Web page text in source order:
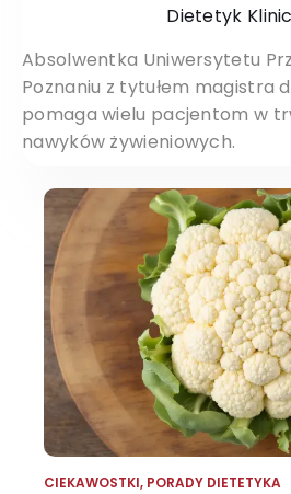
Dietetyk
Absolwentka Uniwersytetu
Poznaniu z tytułem magistra
pomaga wielu pacjentom w
nawyków żywieniowych.
CIEKAWOSTKI, PORADY DIETETYKA